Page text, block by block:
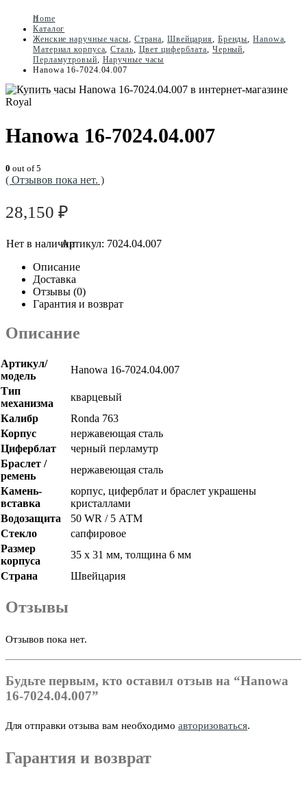
Home
Каталог
Женские наручные часы, Страна, Швейцария, Бренды,Hanowa,
Материал корпуса,Сталь, Цвет циферблата, Черный,
Перламутровый, Наручные часы
Hanowa 16-7024.04.007
Hanowa 16-7024.04.007
0 out of 5
( Отзывов пока нет. )
28,150 ₽
Артикул: 7024.04.007
Описание
Доставка
Отзывы (0)
Гарантия и возврат
Описание
Артикул/
модель
Hanowa 16-7024.04.007
Тип
механизма
кварцевый
Калибр
Ronda 763
Корпус
нержавеющая сталь
Циферблат
черный перламутр
Браслет /
ремень
нержавеющая сталь
Камень-
вставка
корпус, циферблат и браслет украшены
кристаллами
Водозащита
50 WR / 5 АТМ
Стекло
сапфировое
Размер
корпуса
35 х 31 мм, толщина 6 мм
Страна
Швейцария
Отзывы
Отзывов пока нет.
Будьте первым, кто оставил отзыв на “Hanowa
16-7024.04.007”
Для отправки отзыва вам необходимо авторизоваться.
Гарантия и возврат